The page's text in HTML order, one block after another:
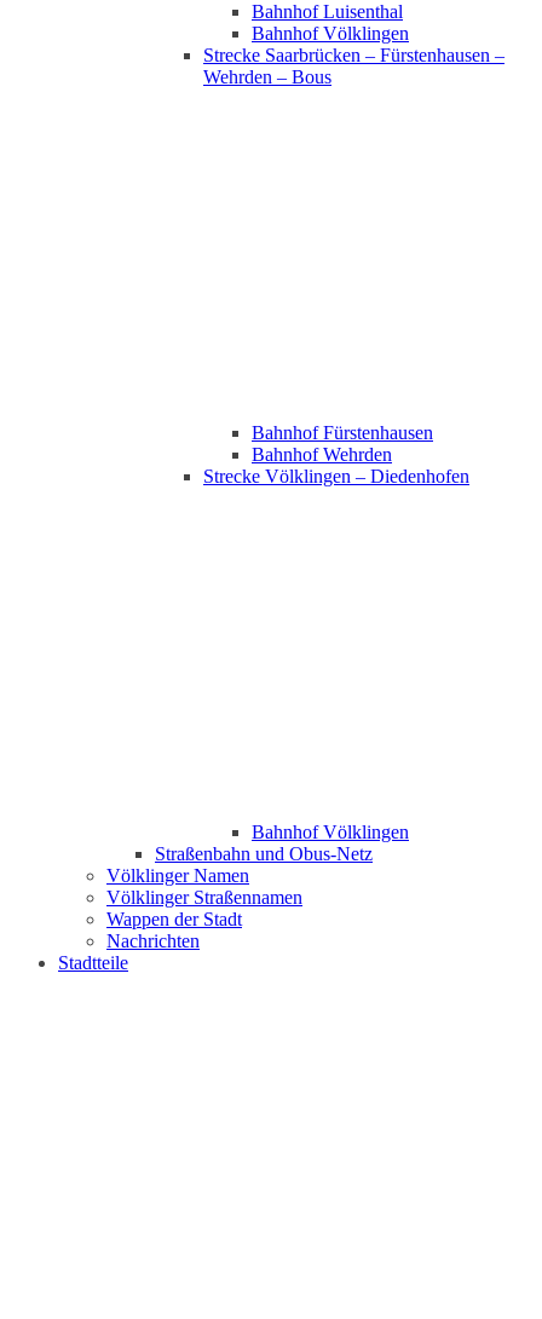
Bahnhof Luisenthal
Bahnhof Völklingen
Strecke Saarbrücken – Fürstenhausen –
Wehrden – Bous
Bahnhof Fürstenhausen
Bahnhof Wehrden
Strecke Völklingen – Diedenhofen
Bahnhof Völklingen
Straßenbahn und Obus-Netz
Völklinger Namen
Völklinger Straßennamen
Wappen der Stadt
Nachrichten
Stadtteile